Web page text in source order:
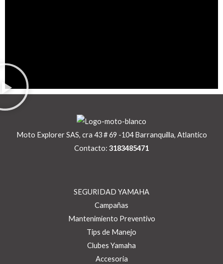
Moto Explorer SAS, cra 43 # 69 -104 Barranquilla, Atlantico
Contacto: 3183485471
SEGURIDAD YAMAHA
Campañas
Mantenimiento Preventivo
Tips de Manejo
Clubes Yamaha
Accesoria